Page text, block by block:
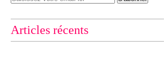
Articles récents